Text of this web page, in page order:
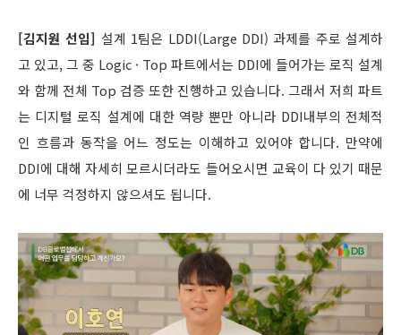
[김지원 선임] 설계 1팀은 LDDI(Large DDI) 과제를 주로 설계하
고 있고, 그 중 Logic · Top 파트에서는 DDI에 들어가는 로직 설계
와 함께 전체 Top 검증 또한 진행하고 있습니다. 그래서 저희 파트
는 디지털 로직 설계에 대한 역량 뿐만 아니라 DDI내부의 전체적
인 흐름과 동작을 어느 정도는 이해하고 있어야 합니다. 만약에
DDI에 대해 자세히 모르시더라도 들어오시면 교육이 다 있기 때문
에 너무 걱정하지 않으셔도 됩니다.